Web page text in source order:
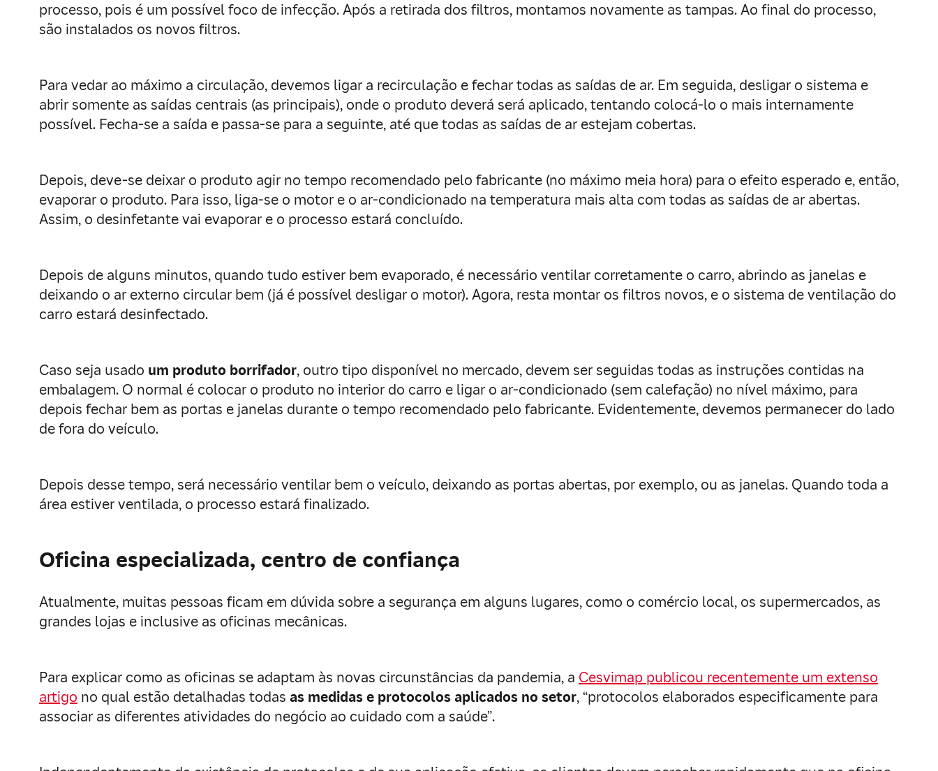
processo, pois é um possível foco de infecção. Após a retirada dos filtros, montamos novamente as tampas. Ao final do processo,
são instalados os novos filtros.
Para vedar ao máximo a circulação, devemos ligar a recirculação e fechar todas as saídas de ar. Em seguida, desligar o sistema e
abrir somente as saídas centrais (as principais), onde o produto deverá será aplicado, tentando colocá-lo o mais internamente
possível. Fecha-se a saída e passa-se para a seguinte, até que todas as saídas de ar estejam cobertas.
Depois, deve-se deixar o produto agir no tempo recomendado pelo fabricante (no máximo meia hora) para o efeito esperado e, então,
evaporar o produto. Para isso, liga-se o motor e o ar-condicionado na temperatura mais alta com todas as saídas de ar abertas.
Assim, o desinfetante vai evaporar e o processo estará concluído.
Depois de alguns minutos, quando tudo estiver bem evaporado, é necessário ventilar corretamente o carro, abrindo as janelas e
deixando o ar externo circular bem (já é possível desligar o motor). Agora, resta montar os filtros novos, e o sistema de ventilação do
carro estará desinfectado.
Caso seja usado um produto borrifador, outro tipo disponível no mercado, devem ser seguidas todas as instruções contidas na
embalagem. O normal é colocar o produto no interior do carro e ligar o ar-condicionado (sem calefação) no nível máximo, para
depois fechar bem as portas e janelas durante o tempo recomendado pelo fabricante. Evidentemente, devemos permanecer do lado
de fora do veículo.
Depois desse tempo, será necessário ventilar bem o veículo, deixando as portas abertas, por exemplo, ou as janelas. Quando toda a
área estiver ventilada, o processo estará finalizado.
Oficina especializada, centro de confiança
Atualmente, muitas pessoas ficam em dúvida sobre a segurança em alguns lugares, como o comércio local, os supermercados, as
grandes lojas e inclusive as oficinas mecânicas.
Para explicar como as oficinas se adaptam às novas circunstâncias da pandemia, a Cesvimap publicou recentemente um extenso
artigo no qual estão detalhadas todas as medidas e protocolos aplicados no setor, “protocolos elaborados especificamente para
associar as diferentes atividades do negócio ao cuidado com a saúde”.